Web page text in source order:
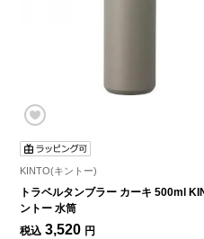
KINTO(キントー)
トラベルタンブラー カーキ 500ml
ントー 水筒
税込 3,520 円